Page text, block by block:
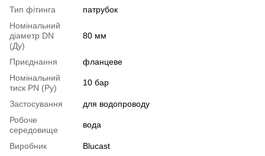
Тип фітинга
патрубок
Номінальний
діаметр DN
(Ду)
80 мм
Приєднання
фланцеве
Номінальний
тиск PN (Ру)
10 бар
Застосування
для водопроводу
Робоче
середовище
вода
Виробник
Blucast